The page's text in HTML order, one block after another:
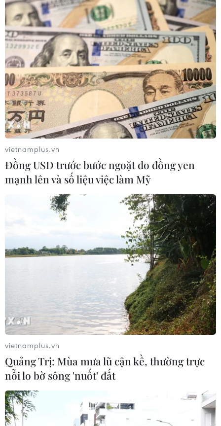
vietnamplus.vn
Đồng USD trước bước ngoặt do đồng yen
mạnh lên và số liệu việc làm Mỹ
vietnamplus.vn
Quảng Trị: Mùa mưa lũ cận kề, thường trực
nỗi lo bờ sông 'nuốt' đất